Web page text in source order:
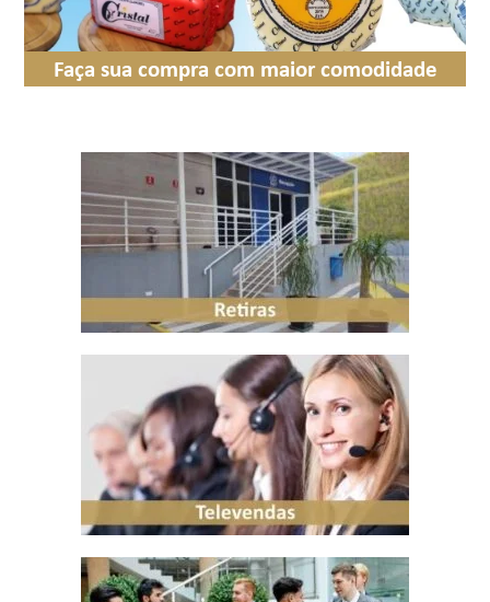
Faça sua compra com maior comodidade